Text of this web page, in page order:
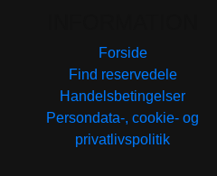
Forside
Find reservedele
Handelsbetingelser
Persondata-, cookie- og
privatlivspolitik